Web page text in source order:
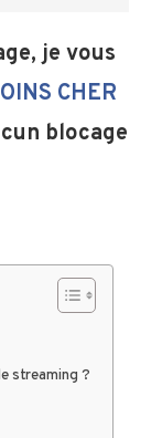
je vous
CHER
blocage
streaming ?